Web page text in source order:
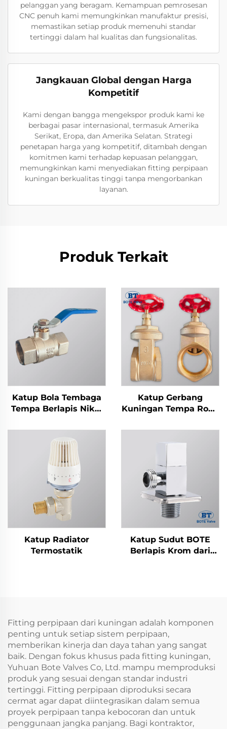
pelanggan yang beragam. Kemampuan pemrosesan
CNC penuh kami memungkinkan manufaktur presisi,
memastikan setiap produk memenuhi standar
tertinggi dalam hal kualitas dan fungsionalitas.
Jangkauan Global dengan Harga
Kompetitif
Kami dengan bangga mengekspor produk kami ke
berbagai pasar internasional, termasuk Amerika
Serikat, Eropa, dan Amerika Selatan. Strategi
penetapan harga yang kompetitif, ditambah dengan
komitmen kami terhadap kepuasan pelanggan,
memungkinkan kami menyediakan fitting perpipaan
kuningan berkualitas tinggi tanpa mengorbankan
layanan.
Produk Terkait
Katup Bola Tembaga
Tempa Berlapis Nikel
Katup Gerbang
Kuningan Tempa Roda
Katup Radiator
Termostatik
Katup Sudut BOTE
Berlapis Krom dari
Fitting perpipaan dari kuningan adalah komponen
penting untuk setiap sistem perpipaan,
memberikan kinerja dan daya tahan yang sangat
baik. Dengan fokus khusus pada fitting kuningan,
Yuhuan Bote Valves Co, Ltd. mampu memproduksi
produk yang sesuai dengan standar industri
tertinggi. Fitting perpipaan diproduksi secara
cermat agar dapat diintegrasikan dalam semua
proyek perpipaan tanpa kebocoran dan untuk
penggunaan jangka panjang. Bagi kontraktor,